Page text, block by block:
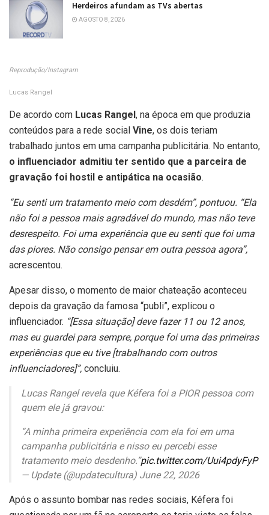
Herdeiros afundam as TVs abertas
AGOSTO 8, 2026
Reprodução/Instagram
Lucas Rangel
De acordo com Lucas Rangel, na época em que produzia
conteúdos para a rede social Vine, os dois teriam
trabalhado juntos em uma campanha publicitária. No entanto,
o influenciador admitiu ter sentido que a parceira de
gravação foi hostil e antipática na ocasião.
“Eu senti um tratamento meio com desdém”, pontuou. “Ela
não foi a pessoa mais agradável do mundo, mas não teve
desrespeito. Foi uma experiência que eu senti que foi uma
das piores. Não consigo pensar em outra pessoa agora”,
acrescentou.
Apesar disso, o momento de maior chateação aconteceu
depois da gravação da famosa “publi”, explicou o
influenciador. “[Essa situação] deve fazer 11 ou 12 anos,
mas eu guardei para sempre, porque foi uma das primeiras
experiências que eu tive [trabalhando com outros
influenciadores]”, concluiu.
Lucas Rangel revela que Kéfera foi a PIOR pessoa com
quem ele já gravou:
“A minha primeira experiência com ela foi em uma
campanha publicitária e nisso eu percebi esse
tratamento meio desdenho.”pic.twitter.com/Uui4pdyFyP
— Update (@updatecultura) June 22, 2026
Após o assunto bombar nas redes sociais, Kéfera foi